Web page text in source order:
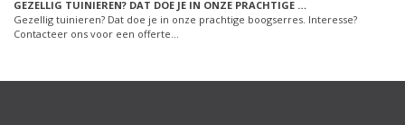
GEZELLIG TUINIEREN? DAT DOE JE IN ONZE PRACHTIGE …
Gezellig tuinieren? Dat doe je in onze prachtige boogserres. Interesse?
Contacteer ons voor een offerte…